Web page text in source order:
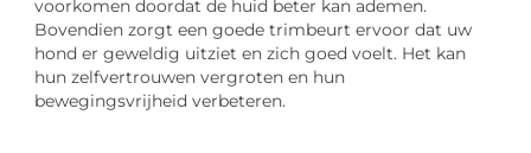
voorkomen doordat de huid beter kan ademen.
Bovendien zorgt een goede trimbeurt ervoor dat uw
hond er geweldig uitziet en zich goed voelt. Het kan
hun zelfvertrouwen vergroten en hun
bewegingsvrijheid verbeteren.